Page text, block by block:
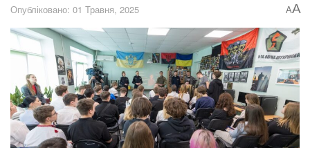
Опубліковано: 01 Травня, 2025 AA